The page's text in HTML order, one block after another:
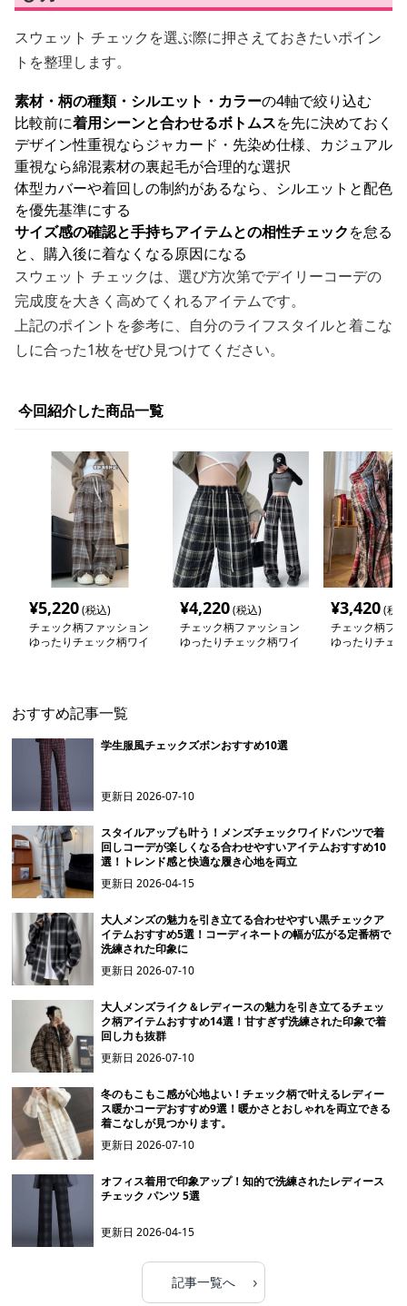
スウェット チェックを選ぶ際に押さえておきたいポイン
トを整理します。
素材・柄の種類・シルエット・カラーの4軸で絞り込む
比較前に着用シーンと合わせるボトムスを先に決めておく
デザイン性重視ならジャカード・先染め仕様、カジュアル
重視なら綿混素材の裏起毛が合理的な選択
体型カバーや着回しの制約があるなら、シルエットと配色
を優先基準にする
サイズ感の確認と手持ちアイテムとの相性チェックを怠る
と、購入後に着なくなる原因になる
スウェット チェックは、選び方次第でデイリーコーデの
完成度を大きく高めてくれるアイテムです。
上記のポイントを参考に、自分のライフスタイルと着こな
しに合った1枚をぜひ見つけてください。
今回紹介した商品一覧
¥5,220(税込)
チェック柄ファッション
ゆったりチェック柄ワイ
¥4,220(税込)
チェック柄ファッション
ゆったりチェック柄ワイ
¥3,420(税
チェック柄フ
ゆったりチェ
おすすめ記事一覧
学生服風チェックズボンおすすめ10選
更新日2026-07-10
スタイルアップも叶う！メンズチェックワイドパンツで着
回しコーデが楽しくなる合わせやすいアイテムおすすめ10
選！トレンド感と快適な履き心地を両立
更新日2026-04-15
大人メンズの魅力を引き立てる合わせやすい黒チェックア
イテムおすすめ5選！コーディネートの幅が広がる定番柄で
洗練された印象に
更新日2026-07-10
大人メンズライク＆レディースの魅力を引き立てるチェッ
ク柄アイテムおすすめ14選！甘すぎず洗練された印象で着
回し力も抜群
更新日2026-07-10
冬のもこもこ感が心地よい！チェック柄で叶えるレディー
ス暖かコーデおすすめ9選！暖かさとおしゃれを両立できる
着こなしが見つかります。
更新日2026-07-10
オフィス着用で印象アップ！知的で洗練されたレディース
チェック パンツ 5選
更新日2026-04-15
記事一覧へ ›